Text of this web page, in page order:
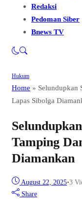
Redaksi
Pedoman Siber
Bnews TV
Hukum
Home » Selundupkan
Lapas Sibolga
Tamping
Diamankan
August 22, 2025•3
Share